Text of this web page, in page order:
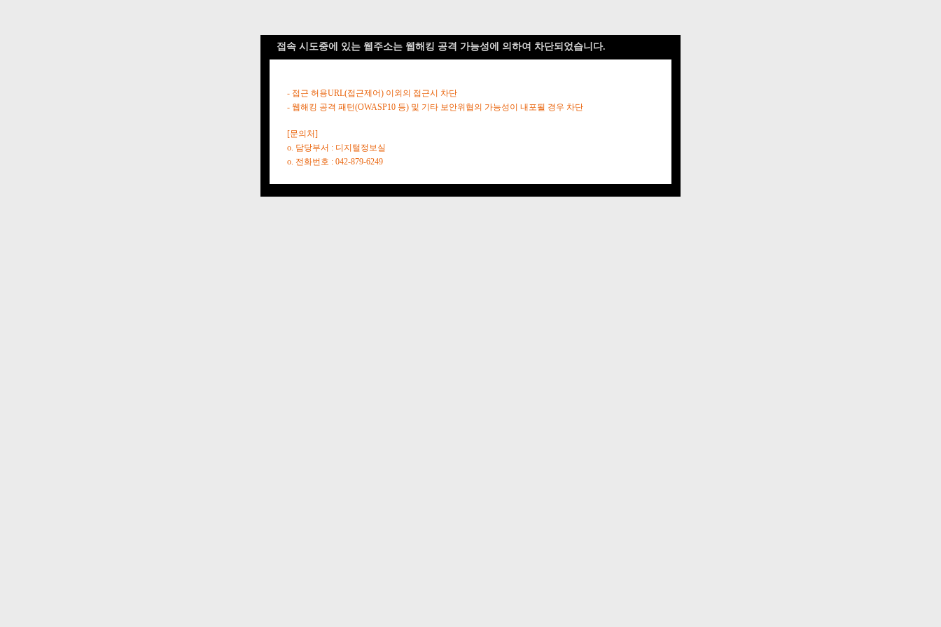
접속 시도중에 있는 웹주소는 웹해킹 공격 가능성에 의하여 차단되었습니다.
- 접근 허용URL(접근제어) 이외의 접근시 차단
- 웹해킹 공격 패턴(OWASP10 등) 및 기타 보안위협의 가능성이 내포될 경우 차단
[문의처]
o. 담당부서 : 디지털정보실
o. 전화번호 : 042-879-6249